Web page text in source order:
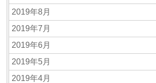
2019年8月
2019年7月
2019年6月
2019年5月
2019年4月